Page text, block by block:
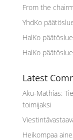
From the
YhdKo
HalKo
HalKo
Latest
Aku-Mathias:
toimijaksi
Heikompaa